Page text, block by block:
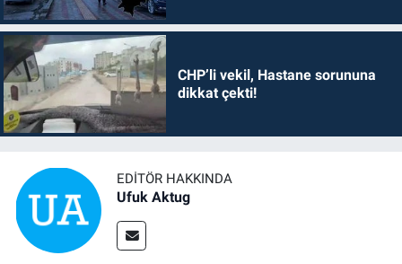
CHP’li vekil, Hastane sorununa
dikkat çekti!
EDITÖR HAKKINDA
Ufuk Aktug